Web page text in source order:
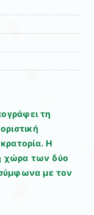
τη
Η
χώρα των δύο
με τον